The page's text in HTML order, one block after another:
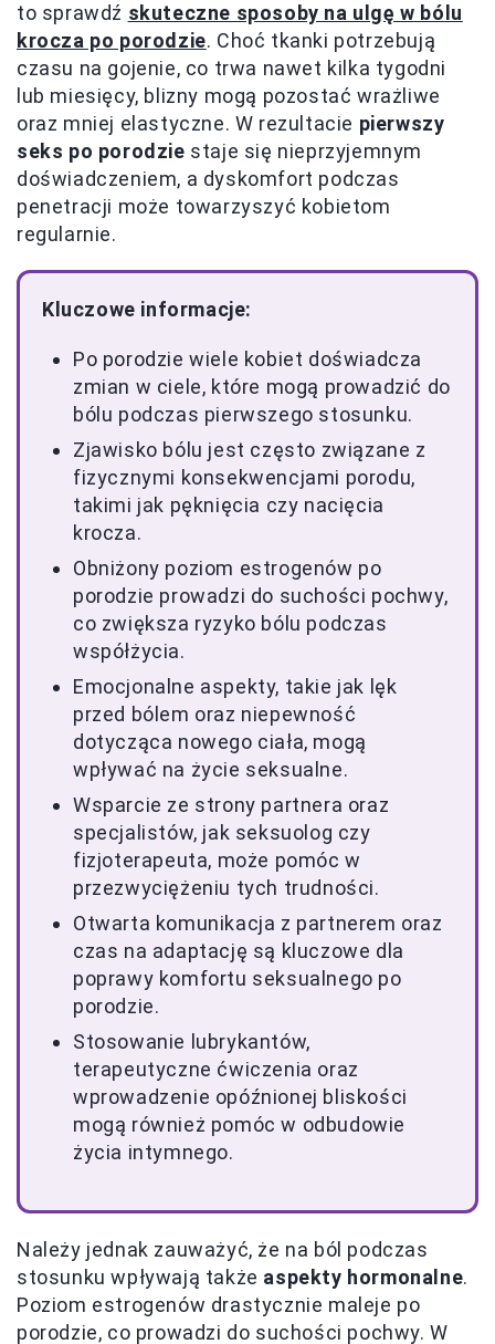
to sprawdź skuteczne sposoby na ulgę w bólu
krocza po porodzie. Choć tkanki potrzebują
czasu na gojenie, co trwa nawet kilka tygodni
lub miesięcy, blizny mogą pozostać wrażliwe
oraz mniej elastyczne. W rezultacie pierwszy
seks po porodzie staje się nieprzyjemnym
doświadczeniem, a dyskomfort podczas
penetracji może towarzyszyć kobietom
regularnie.
Kluczowe informacje:
Po porodzie wiele kobiet doświadcza
zmian w ciele, które mogą prowadzić do
bólu podczas pierwszego stosunku.
Zjawisko bólu jest często związane z
fizycznymi konsekwencjami porodu,
takimi jak pęknięcia czy nacięcia
krocza.
Obniżony poziom estrogenów po
porodzie prowadzi do suchości pochwy,
co zwiększa ryzyko bólu podczas
współżycia.
Emocjonalne aspekty, takie jak lęk
przed bólem oraz niepewność
dotycząca nowego ciała, mogą
wpływać na życie seksualne.
Wsparcie ze strony partnera oraz
specjalistów, jak seksuolog czy
fizjoterapeuta, może pomóc w
przezwyciężeniu tych trudności.
Otwarta komunikacja z partnerem oraz
czas na adaptację są kluczowe dla
poprawy komfortu seksualnego po
porodzie.
Stosowanie lubrykantów,
terapeutyczne ćwiczenia oraz
wprowadzenie opóźnionej bliskości
mogą również pomóc w odbudowie
życia intymnego.
Należy jednak zauważyć, że na ból podczas
stosunku wpływają także aspekty hormonalne.
Poziom estrogenów drastycznie maleje po
porodzie, co prowadzi do suchości pochwy. W